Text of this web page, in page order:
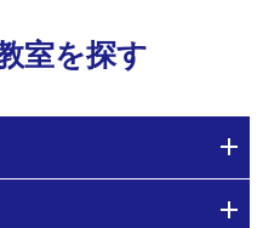
室を探す